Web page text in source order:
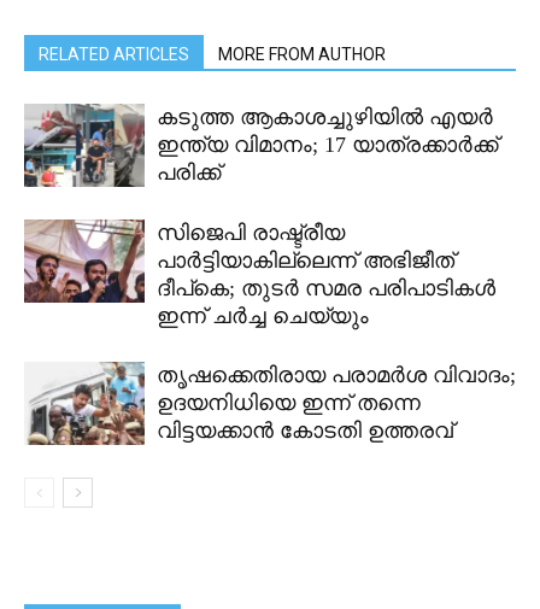
RELATED ARTICLES MORE FROM AUTHOR
കടുത്ത ആകാശച്ചുഴിയിൽ എയർ
ഇന്ത്യ വിമാനം; 17 യാത്രക്കാർക്ക്
പരിക്ക്
സിജെപി രാഷ്ട്രീയ
പാർട്ടിയാകില്ലെന്ന് അഭിജീത്
ദീപ്കെ; തുടർ സമര പരിപാടികൾ
ഇന്ന് ചർച്ച ചെയ്യും
തൃഷക്കെതിരായ പരാമർശ വിവാദം;
ഉദയനിധിയെ ഇന്ന് തന്നെ
വിട്ടയക്കാൻ കോടതി ഉത്തരവ്